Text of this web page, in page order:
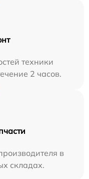
техники
2 часов.
в
складах.